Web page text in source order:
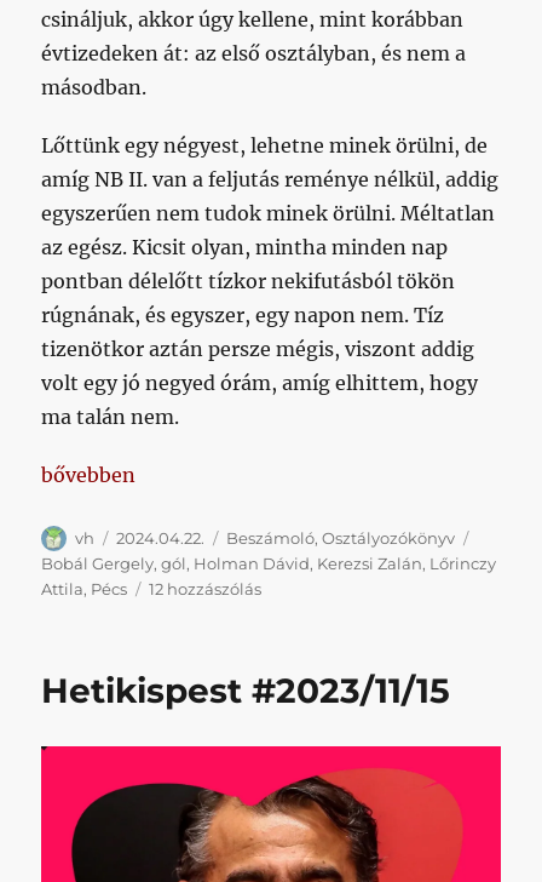
csináljuk, akkor úgy kellene, mint korábban
évtizedeken át: az első osztályban, és nem a
másodban.
Lőttünk egy négyest, lehetne minek örülni, de
amíg NB II. van a feljutás reménye nélkül, addig
egyszerűen nem tudok minek örülni. Méltatlan
az egész. Kicsit olyan, mintha minden nap
pontban délelőtt tízkor nekifutásból tökön
rúgnának, és egyszer, egy napon nem. Tíz
tizenötkor aztán persze mégis, viszont addig
volt egy jó negyed órám, amíg elhittem, hogy
ma talán nem.
„Ritkán járunk errefelé, szóval lehetne mit
bővebben
Szerző
vh Közzétéve
2024.04.22. Kategória
Beszámoló,Osztályozókönyv
Bobál Gergely,gól, Holman Dávid, Kerezsi Zalán, Lőrinczy
Attila, Pécs 12 hozzászólásRitkán
lehetne
ső-
ház!),
már
ha
Hetikispest #2023/11/15